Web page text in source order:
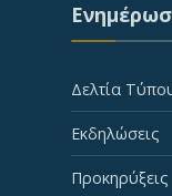
Δελτία
Εκδηλώσεις
Προκηρύξεις